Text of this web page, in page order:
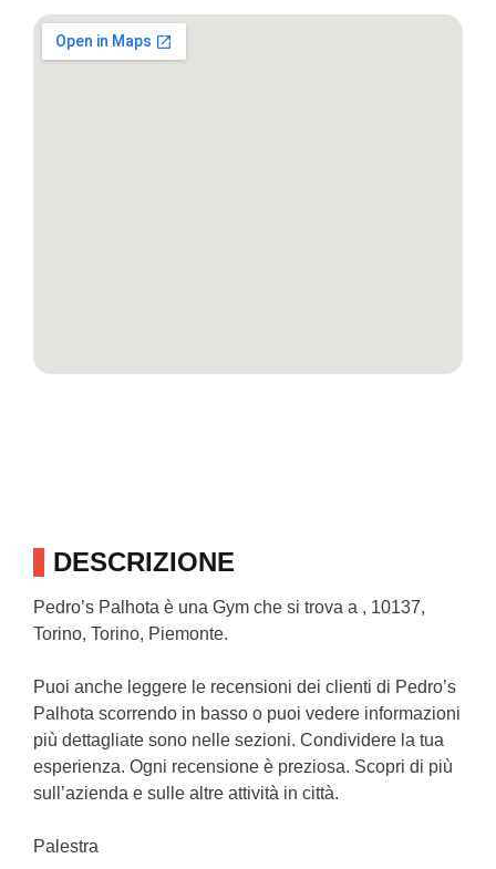
DESCRIZIONE
Pedro’s Palhota è una Gym che si trova a , 10137,
Torino, Torino, Piemonte.
Puoi anche leggere le recensioni dei clienti di Pedro’s
Palhota scorrendo in basso o puoi vedere informazioni
più dettagliate sono nelle sezioni. Condividere la tua
esperienza. Ogni recensione è preziosa. Scopri di più
sull’azienda e sulle altre attività in città.
Palestra